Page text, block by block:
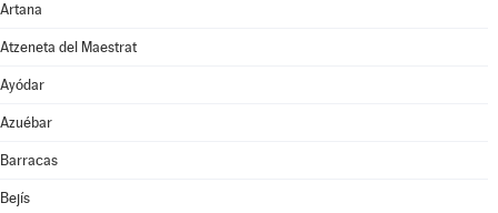
Artana
Atzeneta del Maestrat
Ayódar
Azuébar
Barracas
Bejís